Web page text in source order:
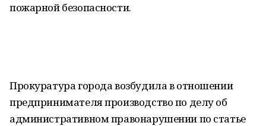
пожарной безопасности.
Прокуратура города возбудила в отношении
предпринимателя производство по делу об
административном правонарушении по статье